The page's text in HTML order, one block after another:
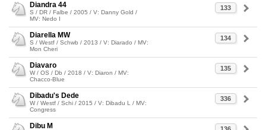
133
Diandra 44
S / DR / Falbe / 2005 / V: Danny Gold /
MV: Nedo I
134
Diarella MW
S / Westf / Schwb / 2013 / V: Diarado / MV:
Mon Cheri
135
Diavaro
W / OS / Db / 2018 / V: Diaron / MV:
Chacco-Blue
336
Dibadu's Dede
W / Westf / Schi / 2015 / V: Dibadu L / MV:
Congress
Dibu M